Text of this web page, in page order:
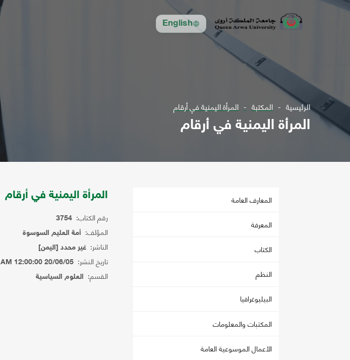
English
الرئيسية المكتبة المرأة اليمنية في أرقام
المرأة اليمنية في أرقام
المعارف العامة
المعرفة
الكتاب
النظم
البيليوغرافيا
المكتبات والمعلومات
الأعمال الموسوعية العامة
المرأة اليمنية في أرقام
رقم الكتاب: 3754
المؤلف: أمة العليم السوسوة
الناشر: غير محدد [اليمن]
تاريخ النشر: 20/06/05 12:00:00 AM
القسم: العلوم السياسية